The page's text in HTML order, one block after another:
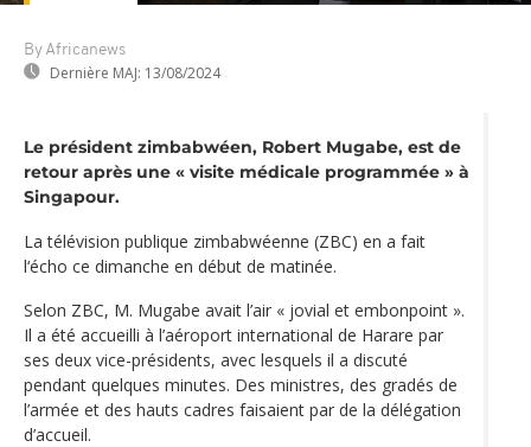
By Africanews
Dernière MAJ: 13/08/2024
Le président zimbabwéen, Robert Mugabe, est de
retour après une « visite médicale programmée » à
Singapour.
La télévision publique zimbabwéenne (ZBC) en a fait
l‘écho ce dimanche en début de matinée.
Selon ZBC, M. Mugabe avait l’air « jovial et embonpoint ».
Il a été accueilli à l’aéroport international de Harare par
ses deux vice-présidents, avec lesquels il a discuté
pendant quelques minutes. Des ministres, des gradés de
l’armée et des hauts cadres faisaient par de la délégation
d’accueil.